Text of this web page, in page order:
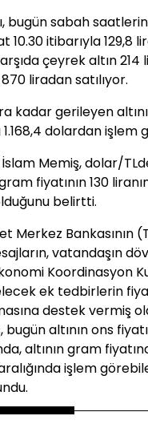
bugün sabah
10.30 itibarıyla 129,8
çeyrek altın 214
liradan satılıyor.
kadar gerileyen
dolardan işlem
Memiş, dolar/
fiyatının 130
belirtti.
Merkez Bankasının
vatandaşın
Koordinasyon
ek tedbirlerin
destek vermiş
altının ons
altının gram
işlem